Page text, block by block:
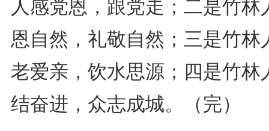
人感党恩，跟党走；二是竹林
恩自然，礼敬自然；三是竹林
老爱亲，饮水思源；四是竹林
结奋进，众志成城。（完）